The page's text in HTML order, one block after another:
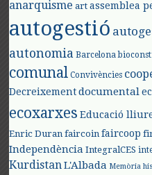
anarquisme art assemblea
autogestió
autonomia Barcelona
comunal Convivències
Decreixement documental
ecoxarxes Educació
Enric Duran faircoin faircoop
Independència IntegralCES
Kurdistan L'Albada Memòria